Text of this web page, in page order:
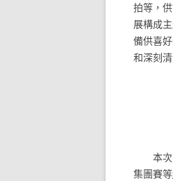
拍等，
展構成
備供喜
和深刻
本
集團賽等